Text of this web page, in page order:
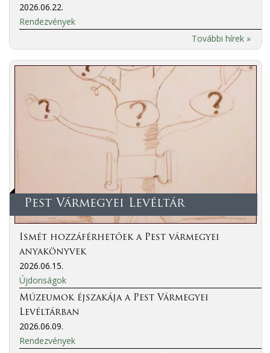
2026.06.22.
Rendezvények
További hírek »
Pest Vármegyei Levéltár
Ismét hozzáférhetőek a Pest vármegyei
anyakönyvek
2026.06.15.
Újdonságok
Múzeumok éjszakája a Pest Vármegyei
Levéltárban
2026.06.09.
Rendezvények